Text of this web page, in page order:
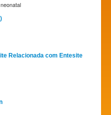
Relacionada com Entesite